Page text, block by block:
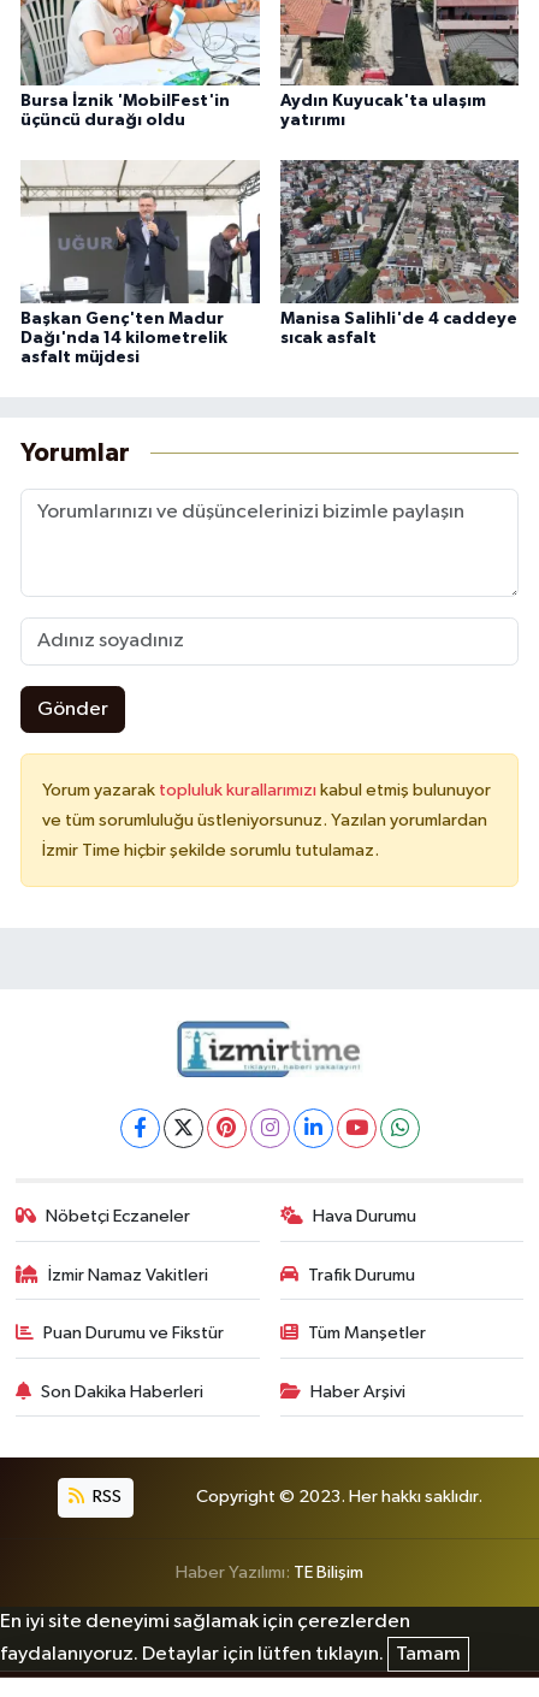
Bursa İznik 'MobilFest'in
üçüncü durağı oldu
Aydın Kuyucak'ta ulaşım
yatırımı
Başkan Genç'ten Madur
Dağı'nda 14 kilometrelik
asfalt müjdesi
Manisa Salihli'de 4 caddeye
sıcak asfalt
Yorumlar
Gönder
Yorum yazarak topluluk kurallarımızı kabul etmiş bulunuyor
ve tüm sorumluluğu üstleniyorsunuz. Yazılan yorumlardan
İzmir Time hiçbir şekilde sorumlu tutulamaz.
Nöbetçi Eczaneler Hava Durumu
İzmir Namaz Vakitleri Trafik Durumu
Puan Durumu ve Fikstür Tüm Manşetler
Son Dakika Haberleri Haber Arşivi
RSS Copyright © 2023. Her hakkı saklıdır.
Haber Yazılımı: TE Bilişim
En iyi site deneyimi sağlamak için çerezlerden
faydalanıyoruz. Detaylar için lütfen tıklayın.
Tamam